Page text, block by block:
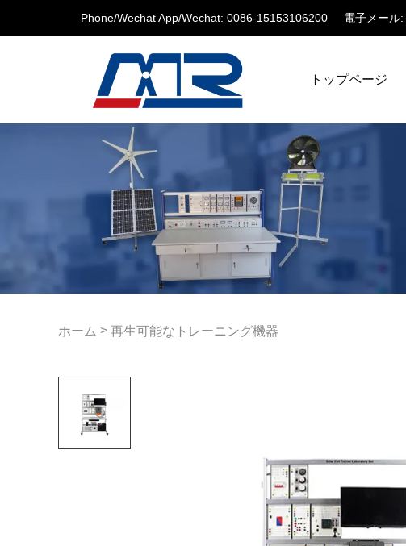
Phone/Wechat App/Wechat: 0086-15153106200 電子メール:
トップページ
ホーム > 再生可能なトレーニング機器